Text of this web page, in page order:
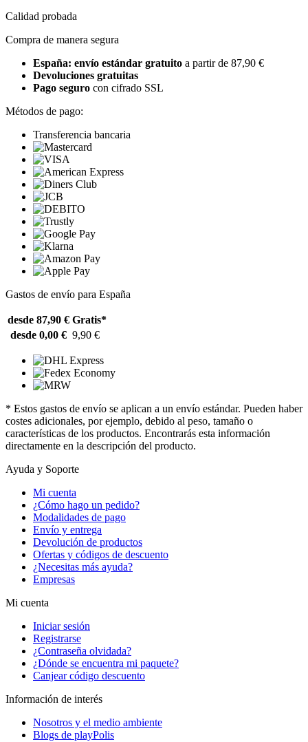
Calidad probada
Compra de manera segura
España: envío estándar gratuito a partir de 87,90 €
Devoluciones gratuitas
Pago seguro con cifrado SSL
Métodos de pago:
Transferencia bancaria
Gastos de envío para España
desde 87,90 € Gratis*
desde 0,00 € 9,90 €
* Estos gastos de envío se aplican a un envío estándar. Pueden haber
costes adicionales, por ejemplo, debido al peso, tamaño o
características de los productos. Encontrarás esta información
directamente en la descripción del producto.
Ayuda y Soporte
Mi cuenta
¿Cómo hago un pedido?
Modalidades de pago
Envío y entrega
Devolución de productos
Ofertas y códigos de descuento
¿Necesitas más ayuda?
Empresas
Mi cuenta
Iniciar sesión
Registrarse
¿Contraseña olvidada?
¿Dónde se encuentra mi paquete?
Canjear código descuento
Información de interés
Nosotros y el medio ambiente
Blogs de playPolis